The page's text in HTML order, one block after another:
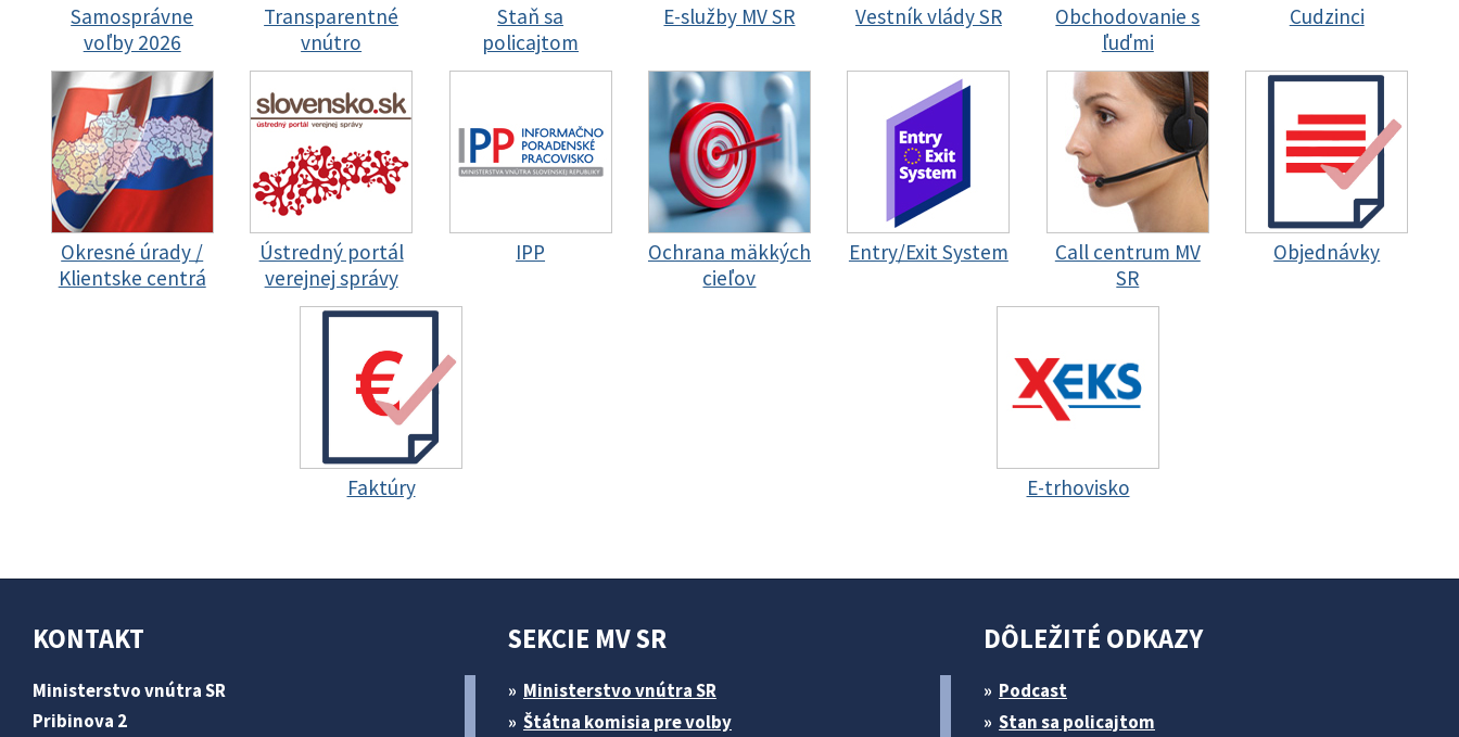
Samosprávne
voľby 2026
Transparentné
vnútro
Staň sa
policajtom
E-služby MV SR Vestník vlády SR
Obchodovanie s
ľuďmi
Cudzinci
Okresné úrady /
Klientske centrá
Ústredný portál
verejnej správy
IPP
Ochrana mäkkých
cieľov
Entry/Exit System
Call centrum MV
SR
Objednávky
Faktúry E-trhovisko
KONTAKT
Ministerstvo vnútra SR
Pribinova 2
SEKCIE MV SR
Ministerstvo vnútra SR
Štátna komisia pre volby
DÔLEŽITÉ ODKAZY
Podcast
Stan sa policajtom